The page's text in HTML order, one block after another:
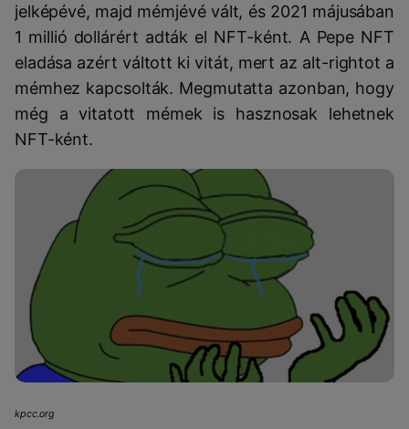
jelképévé, majd mémjévé vált, és 2021 májusában
1 millió dollárért adták el NFT-ként. A Pepe NFT
eladása azért váltott ki vitát, mert az alt-rightot a
mémhez kapcsolták. Megmutatta azonban, hogy
még a vitatott mémek is hasznosak lehetnek
NFT-ként.
kpcc.org